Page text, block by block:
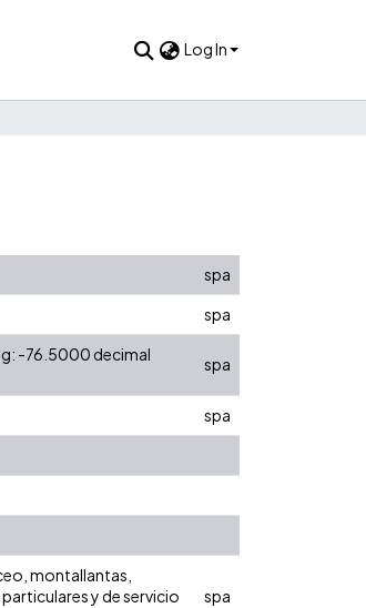
Log In
spa
spa
-76.5000 decimal
spa
spa
montallantas,
y de servicio
spa